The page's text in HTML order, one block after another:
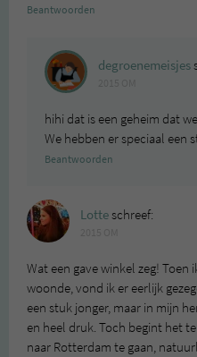
Beantwoorden
degroenemeisjes
hihi dat is een geheim dat
We hebben er speciaal een
Beantwoorden
Lotteschreef:
Wat een gave winkel zeg!
woonde, vond ik er eerlijk
een stuk jonger, maar in mijn
en heel druk. Toch begint het
naar Rotterdam te gaan,